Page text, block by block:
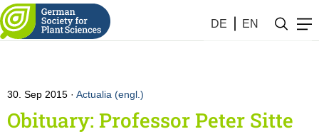
DE EN
30. Sep 2015 Actualia (engl.)
Obituary: Professor Peter Sitte